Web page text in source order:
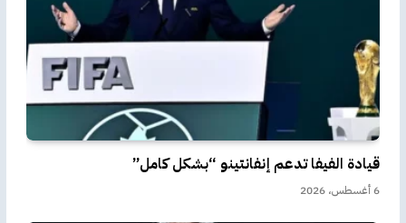
قيادة الفيفا تدعم إنفانتينو “بشكل كامل”
6 أغسطس، 2026